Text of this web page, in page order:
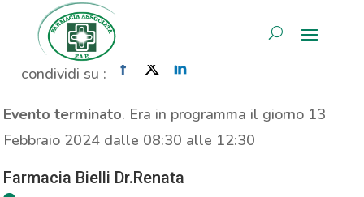
AREA RISERVATA
Propaganda Prolife
Home» Evento» Propaganda Prolife
condividi su :
Evento terminato. Era in programma il giorno 13
Febbraio 2024 dalle 08:30 alle 12:30
Farmacia Bielli Dr.Renata